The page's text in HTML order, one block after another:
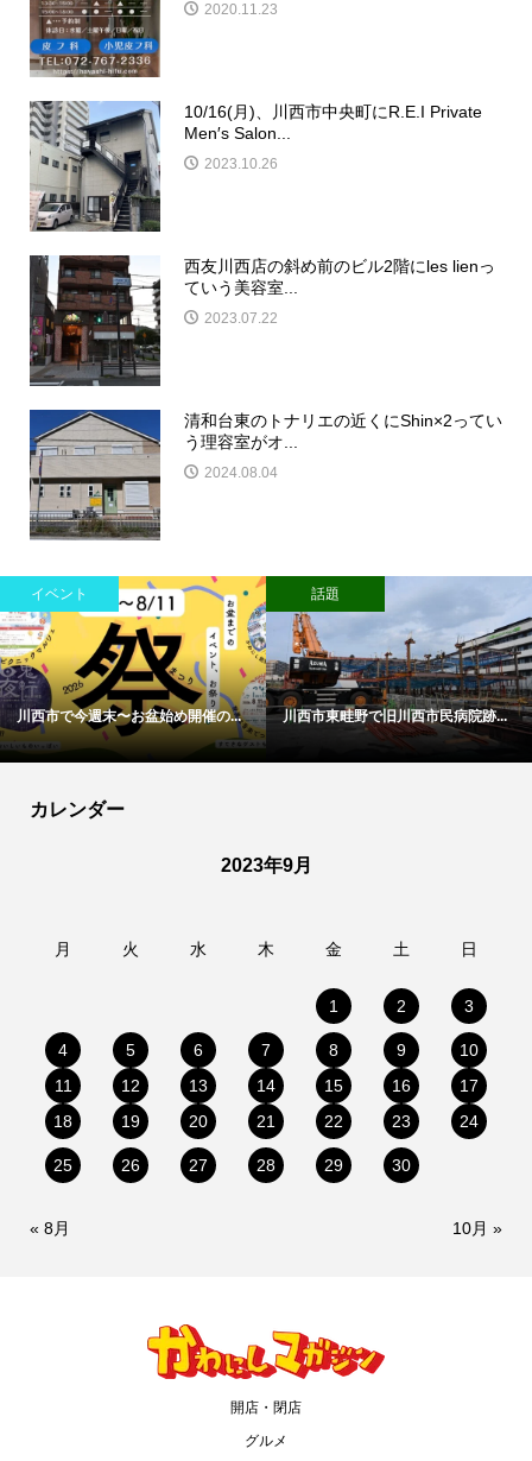
2020.11.23
10/16(月)、川西市中央町にR.E.I Private
Men′s Salon...
2023.10.26
西友川西店の斜め前のビル2階にles lienっ
ていう美容室...
2023.07.22
清和台東のトナリエの近くにShin×2ってい
う理容室がオ...
2024.08.04
イベント
川西市で今週末〜お盆始め開催の...
話題
川西市東畦野で旧川西市民病院跡...
カレンダー
2023年9月
月 火 水 木 金 土 日
1 2 3
4 5 6 7 8 9
10
11
12 13 14 15 16
17
18
19 20 21 22 23 24
25 26 27 28 29 30
« 8月 10月 »
開店・閉店
グルメ